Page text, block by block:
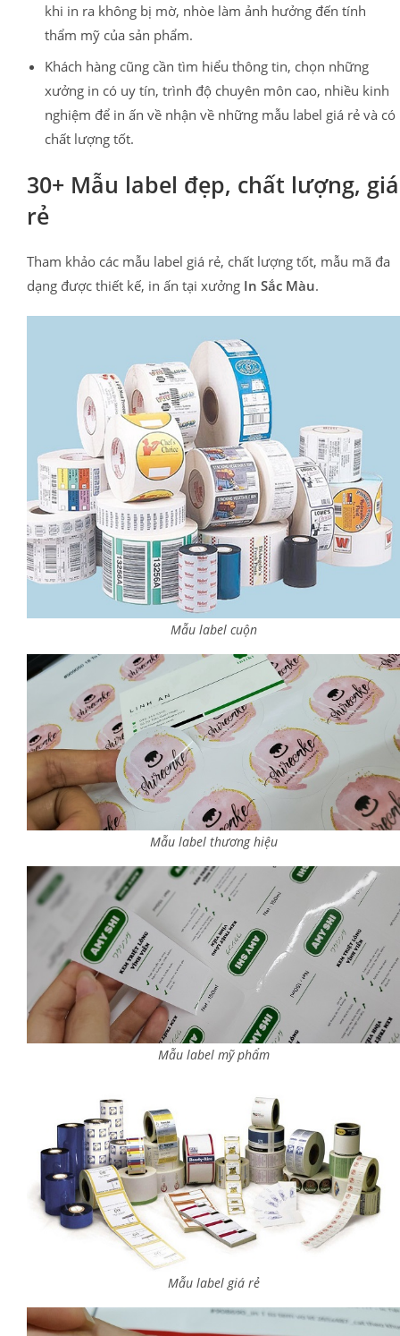
khi in ra không bị mờ, nhòe làm ảnh hưởng đến tính
thẩm mỹ của sản phẩm.
Khách hàng cũng cần tìm hiểu thông tin, chọn những
xưởng in có uy tín, trình độ chuyên môn cao, nhiều kinh
nghiệm để in ấn về nhận về những mẫu label giá rẻ và có
chất lượng tốt.
30+ Mẫu label đẹp, chất lượng, giá
rẻ
Tham khảo các mẫu label giá rẻ, chất lượng tốt, mẫu mã đa
dạng được thiết kế, in ấn tại xưởng In Sắc Màu.
Mẫu label cuộn
Mẫu label thương hiệu
Mẫu label mỹ phẩm
Mẫu label giá rẻ